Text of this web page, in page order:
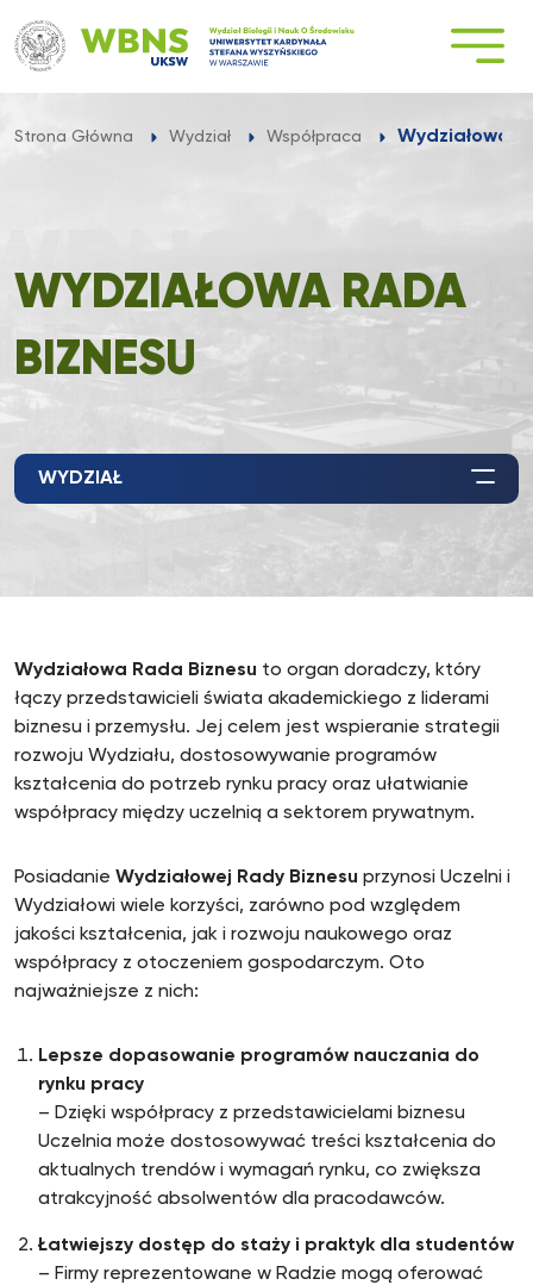
do
treści
Strona Główna Wydział Współpraca Wydziałowa
WYDZIAŁOWA RADA
BIZNESU
WYDZIAŁ
Wydziałowa Rada Biznesu to organ doradczy, który
łączy przedstawicieli świata akademickiego z liderami
biznesu i przemysłu. Jej celem jest wspieranie strategii
rozwoju Wydziału, dostosowywanie programów
kształcenia do potrzeb rynku pracy oraz ułatwianie
współpracy między uczelnią a sektorem prywatnym.
Posiadanie Wydziałowej Rady Biznesu przynosi Uczelni i
Wydziałowi wiele korzyści, zarówno pod względem
jakości kształcenia, jak i rozwoju naukowego oraz
współpracy z otoczeniem gospodarczym. Oto
najważniejsze z nich:
Lepsze dopasowanie programów nauczania do
rynku pracy
– Dzięki współpracy z przedstawicielami biznesu
Uczelnia może dostosowywać treści kształcenia do
aktualnych trendów i wymagań rynku, co zwiększa
atrakcyjność absolwentów dla pracodawców.
Łatwiejszy dostęp do staży i praktyk dla studentów
– Firmy reprezentowane w Radzie mogą oferować